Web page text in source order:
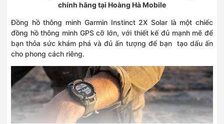
chính hãng tại Hoàng Hà Mobile
Đồng hồ thông minh Garmin Instinct 2X Solar là một chiếc
đồng hồ thông minh GPS cỡ lớn, với thiết kế đủ mạnh mẽ để
bạn thỏa sức khám phá và đủ ấn tượng để bạn tạo dấu ấn
cho phong cách riêng.